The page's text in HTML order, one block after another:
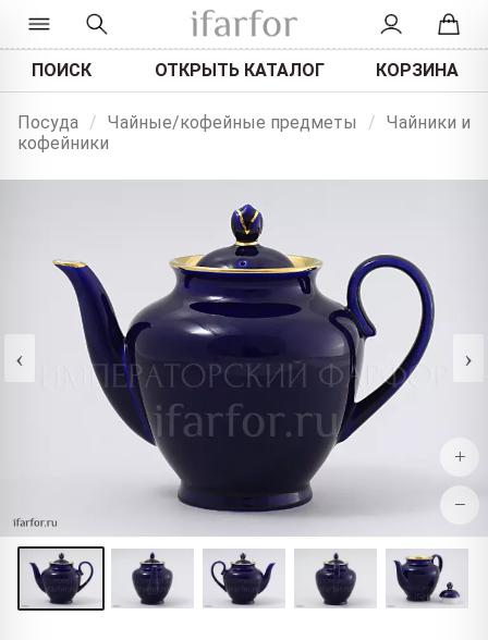
ПОИСК ОТКРЫТЬ КАТАЛОГ КОРЗИНА
Посуда / Чайные/кофейные предметы / Чайники и
кофейники
‹ ›
+
−